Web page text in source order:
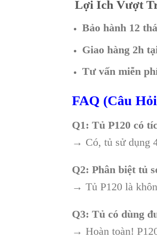
Lợi Ích Vượt
Bảo hành 12
Giao hàng 2h
Tư vấn miễn
FAQ (Câu
Q1: Tủ P120 có
→ Có, tủ sử dụng
Q2: Phân biệt tủ
→ Tủ P120 là
Q3: Tủ có dùng
→ Hoàn toàn!